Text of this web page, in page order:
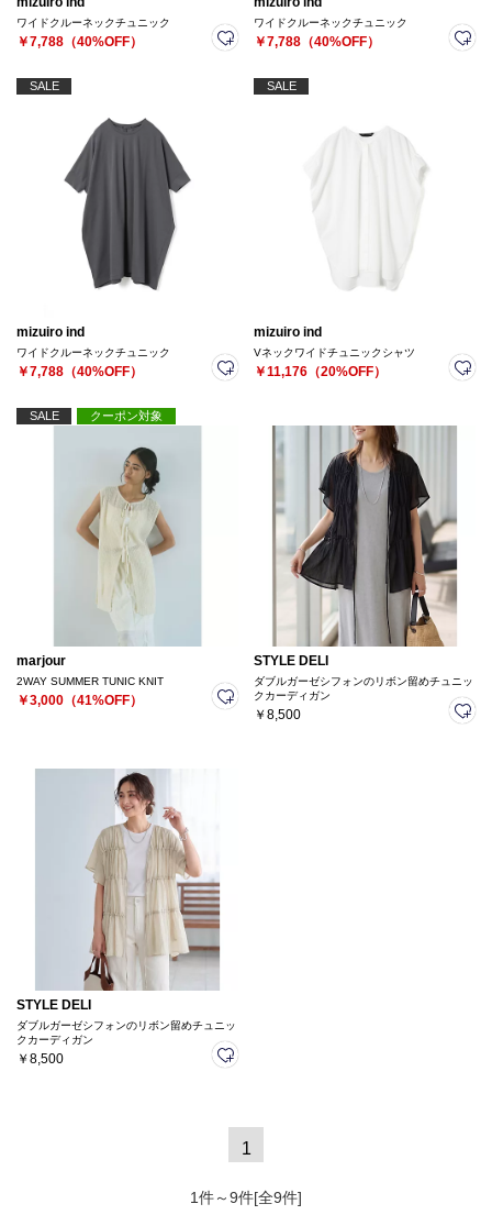
ワイドクルーネックチュニック
￥7,788（40%OFF）
ワイドクルーネックチュニック
￥7,788（40%OFF）
SALE
mizuiro ind
ワイドクルーネックチュニック
￥7,788（40%OFF）
SALE
mizuiro ind
Vネックワイドチュニックシャツ
￥11,176（20%OFF）
SALE クーポン対象
marjour
2WAY SUMMER TUNIC KNIT
￥3,000（41%OFF）
STYLE DELI
ダブルガーゼシフォンのリボン留めチュニッ
クカーディガン
￥8,500
STYLE DELI
ダブルガーゼシフォンのリボン留めチュニッ
クカーディガン
￥8,500
1
1件～9件[全9件]